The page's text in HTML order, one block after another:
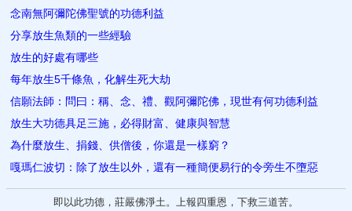
念南無阿彌陀佛聖號的功德利益
分享放生魚類的一些經驗
放生的好處有哪些
每年放生5千條魚，化解生死大劫
信願法師：問曰：稱、念、禮、觀阿彌陀佛，現世有何功德利益
放生大功德具足三施，必得財富、健康與智慧
為什麼放生、捐錢、供僧後，你還是一樣窮？
嘎瑪仁波切：除了放生以外，還有一種簡便易行的令旁生不墮惡
即以此功德，莊嚴佛淨土。上報四重恩，下救三道苦。